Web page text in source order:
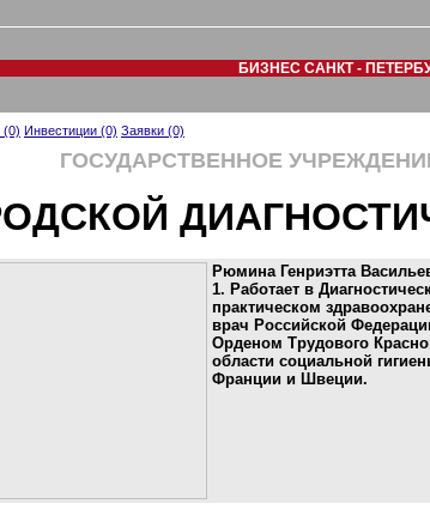
БИЗНЕС САНКТ -
(0) Инвестиции (0) Заявки (0)
ГОСУДАРСТВЕННОЕ
Рюмина Генриэтта
1. Работает в
практическом
врач Российской
Орденом Трудового
области социальной
Франции и Швеции.